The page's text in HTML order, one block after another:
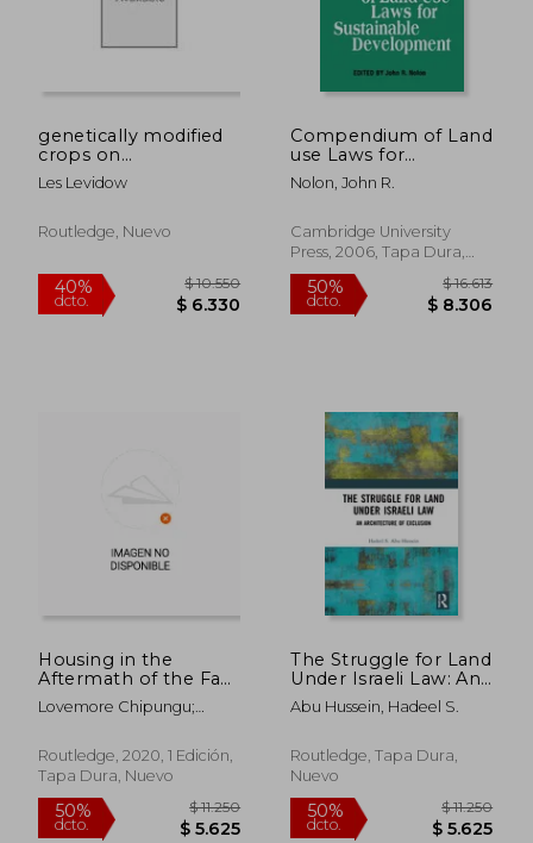
50%
dcto.
$ 5.388
$ 2.694
40%
dcto. $
genetically modified
crops on
trial,opening up
alternative futures of
Les Levidow
Routledge, Nuevo
Compendium of Land
use Laws for
Sustainable
Development (Iucn
Environmental law
Research Studies) (en
Nolon, John R.
Cambridge University
Press, 2006, Tapa Dura,
Nuevo
Housing in the
Aftermath of the Fast
Track Land Reform
Programme in
(Routledge Research
on Decoloniality and
Postcolonialisms) (en
Inglés)
Lovemore Chipungu;
Magidimisha
Routledge, 2020, 1 Edición,
Tapa Dura, Nuevo
The Struggle for Land
Under Israeli Law: An
Architecture of
Exclusion (en Inglés)
Abu Hussein, Hadeel S.
Routledge, Tapa Dura,
Nuevo